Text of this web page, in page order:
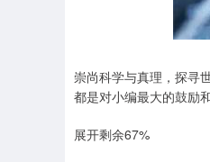
崇尚科学与真理，探寻
都是对小编最大的鼓励和
展开剩余67%